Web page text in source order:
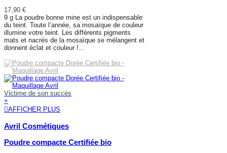
17,90 €
9 g La poudre bonne mine est un indispensable
du teint. Toute l’année, sa mosaïque de couleur
illumine votre teint. Les différents pigments
mats et nacrés de la mosaïque se mélangent et
donnent éclat et couleur !...
Victime de son succès
+
AFFICHER PLUS
Avril Cosmétiques
Poudre compacte Certifiée bio